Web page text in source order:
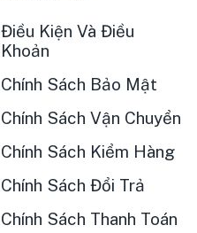
Điều Kiện Và Điều
Khoản
Chính Sách Bảo Mật
Chính Sách Vận Chuyển
Chính Sách Kiểm Hàng
Chính Sách Đổi Trả
Chính Sách Thanh Toán